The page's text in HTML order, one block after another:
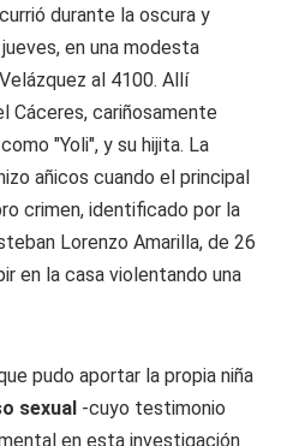
durante la oscura y
en una modesta
al 4100. Allí
Cáceres, cariñosamente
"Yoli", y su hijita. La
añicos cuando el principal
crimen, identificado por la
Lorenzo Amarilla, de 26
en la casa violentando una
pudo aportar la propia niña
sexual -cuyo testimonio
en esta investigación